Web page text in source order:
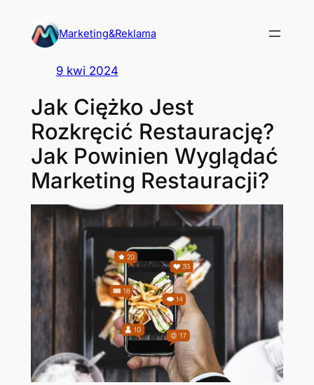
Marketing&Reklama
9 kwi 2024
Jak Ciężko Jest
Rozkręcić Restaurację?
Jak Powinien Wyglądać
Marketing Restauracji?